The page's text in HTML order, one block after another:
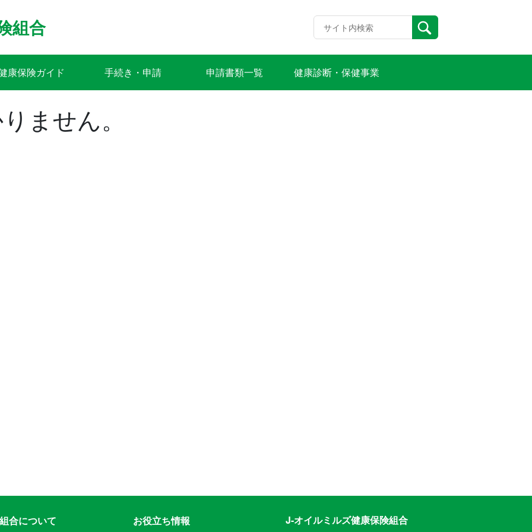
組合
康保険ガイド 手続き・申請 申請書類一覧 健康診断・保健事業
ません。
合について お役立ち情報 J-オイルミルズ健康保険組合